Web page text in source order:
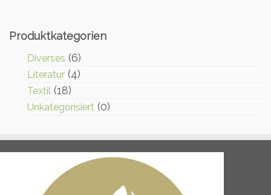
auf.
der
Produktseite
werden
werden
Produktkategorien
Diverses (6)
Literatur (4)
Textil (18)
Unkategorisiert (0)